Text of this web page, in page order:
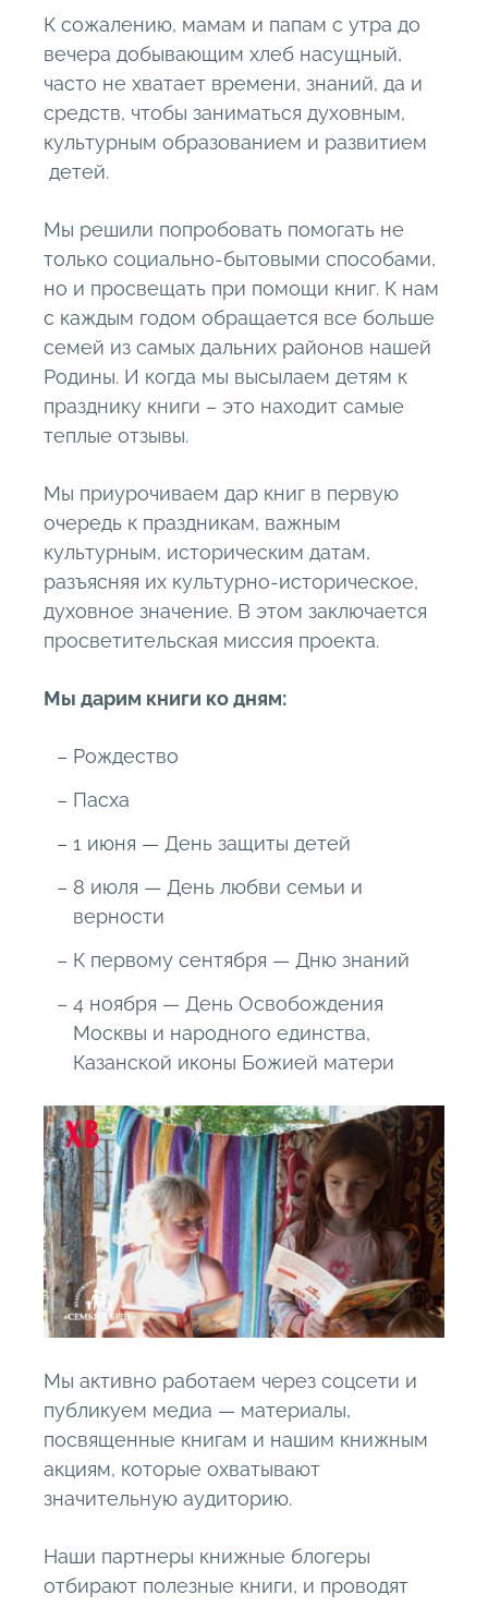
К сожалению, мамам и папам с утра до
вечера добывающим хлеб насущный,
часто не хватает времени, знаний, да и
средств, чтобы заниматься духовным,
культурным образованием и развитием
детей.
Мы решили попробовать помогать не
только социально-бытовыми способами,
но и просвещать при помощи книг. К нам
с каждым годом обращается все больше
семей из самых дальних районов нашей
Родины. И когда мы высылаем детям к
празднику книги – это находит самые
теплые отзывы.
Мы приурочиваем дар книг в первую
очередь к праздникам, важным
культурным, историческим датам,
разъясняя их культурно-историческое,
духовное значение. В этом заключается
просветительская миссия проекта.
Мы дарим книги ко дням:
Рождество
Пасха
1 июня — День защиты детей
8 июля — День любви семьи и
верности
К первому сентября — Дню знаний
4 ноября — День Освобождения
Москвы и народного единства,
Казанской иконы Божией матери
Мы активно работаем через соцсети и
публикуем медиа — материалы,
посвященные книгам и нашим книжным
акциям, которые охватывают
значительную аудиторию.
Наши партнеры книжные блогеры
отбирают полезные книги, и проводят